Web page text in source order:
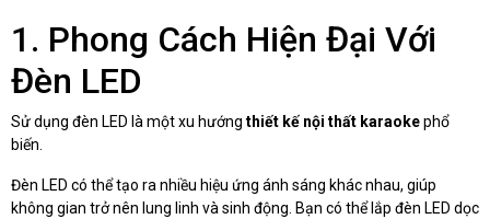
1. Phong Cách Hiện Đại Với
Đèn LED
Sử dụng đèn LED là một xu hướng thiết kế nội thất karaokephổ
biến.
Đèn LED có thể tạo ra nhiều hiệu ứng ánh sáng khác nhau, giúp
không gian trở nên lung linh và sinh động. Bạn có thể lắp đèn LED dọc